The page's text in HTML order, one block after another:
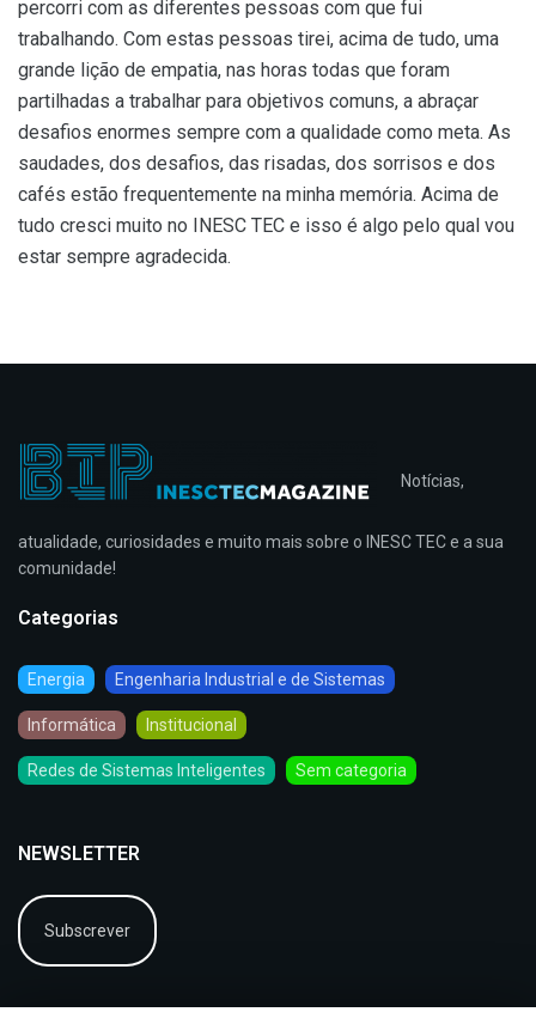
percorri com as diferentes pessoas com que fui
trabalhando. Com estas pessoas tirei, acima de tudo, uma
grande lição de empatia, nas horas todas que foram
partilhadas a trabalhar para objetivos comuns, a abraçar
desafios enormes sempre com a qualidade como meta. As
saudades, dos desafios, das risadas, dos sorrisos e dos
cafés estão frequentemente na minha memória. Acima de
tudo cresci muito no INESC TEC e isso é algo pelo qual vou
estar sempre agradecida.
Notícias,
atualidade, curiosidades e muito mais sobre o INESC TEC e a sua
comunidade!
Categorias
Energia Engenharia Industrial e de Sistemas
Informática Institucional
Redes de Sistemas Inteligentes Sem categoria
NEWSLETTER
Subscrever